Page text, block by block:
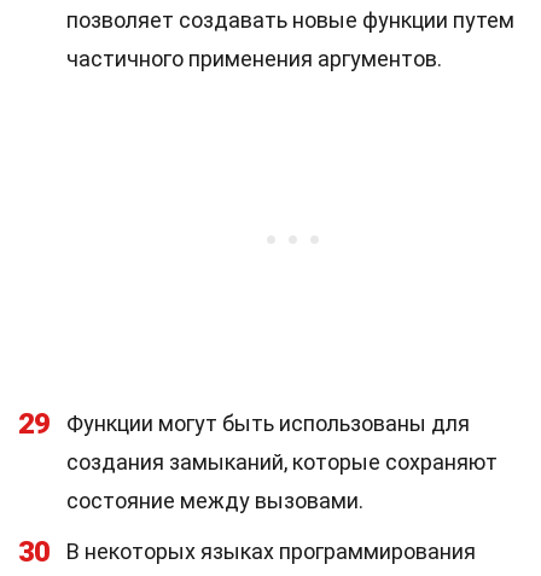
позволяет создавать новые функции путем
частичного применения аргументов.
29
Функции могут быть использованы для
создания замыканий, которые сохраняют
состояние между вызовами.
30
В некоторых языках программирования